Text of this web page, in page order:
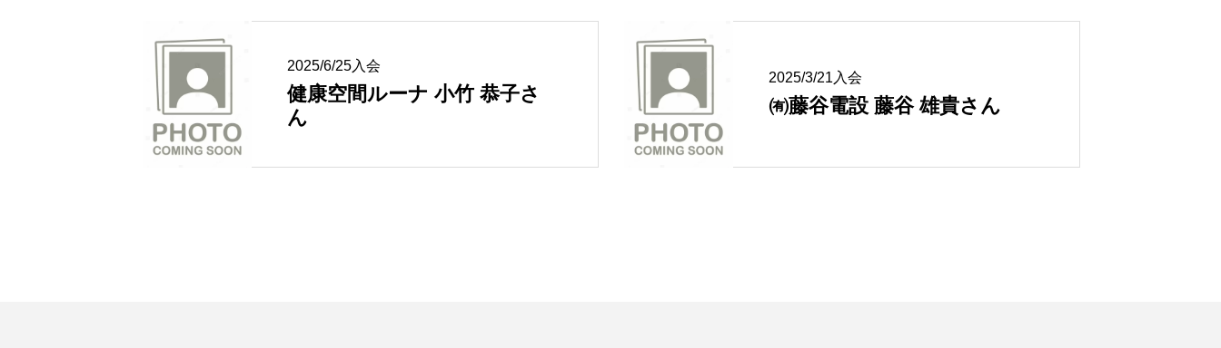
例会参加申込み（他会場）
例会参加申込み
2025/6/25入会
健康空間ルーナ 小竹 恭子さ
ん
2025/3/21入会
㈲藤谷電設 藤谷 雄貴さん